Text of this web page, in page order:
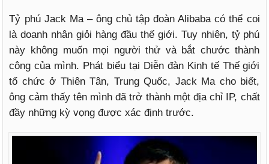
Tỷ phú Jack Ma – ông chủ tập đoàn Alibaba có thể coi
là doanh nhân giỏi hàng đầu thế giới. Tuy nhiên, tỷ phú
này không muốn mọi người thử và bắt chước thành
công của mình. Phát biểu tại Diễn đàn Kinh tế Thế giới
tổ chức ở Thiên Tân, Trung Quốc, Jack Ma cho biết,
ông cảm thấy tên mình đã trở thành một địa chỉ IP, chất
đầy những kỳ vọng được xác định trước.